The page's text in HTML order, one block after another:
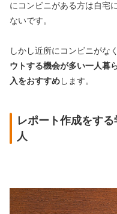
にコンビニがある方は自宅
ないです。
しかし近所にコンビニがな
ウトする機会が多い一人暮
入をおすすめ します。
レポート作成をす
人